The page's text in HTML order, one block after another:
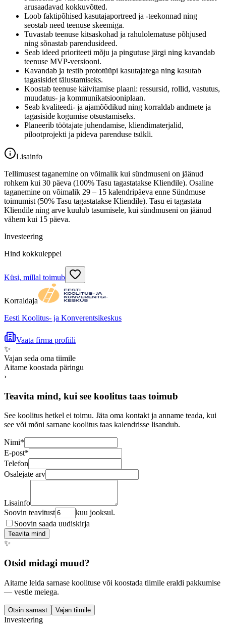
arusaadavad kokkuvõtted.
Loob faktipõhised kasutajaportreed ja -teekonnad ning
seostab need teenuse skeemiga.
Tuvastab teenuse kitsaskohad ja rahulolematuse põhjused
ning sõnastab parendusideed.
Seab ideed prioriteeti mõju ja pingutuse järgi ning kavandab
teenuse MVP-versiooni.
Kavandab ja testib prototüüpi kasutajatega ning kasutab
tagasisidet täiustamiseks.
Koostab teenuse käivitamise plaani: ressursid, rollid, vastutus,
muudatus- ja kommunikatsiooniplaan.
Seab kvaliteedi- ja ajamõõdikud ning korraldab andmete ja
tagasiside kogumise otsustamiseks.
Planeerib töötajate juhendamise, kliendimaterjalid,
pilootprojekti ja pideva parenduse tsükli.
Lisainfo
Tellimusest taganemine on võimalik kui sündmuseni on jäänud
rohkem kui 30 päeva (100% Tasu tagastatakse Kliendile). Osaline
taganemine on võimalik 29 – 15 kalendripäeva enne Sündmuse
toimumist (50% Tasu tagastatakse Kliendile). Tasu ei tagastata
Kliendile ning arve kuulub tasumisele, kui sündmuseni on jäänud
vähem kui 15 päeva.
Investeering
Hind kokkuleppel
Küsi, millal toimub
Korraldaja
Eesti Koolitus- ja Konverentsikeskus
Vaata firma profiili
✨
Vajan seda oma tiimile
Aitame koostada päringu
›
Teavita mind, kui see koolitus taas toimub
See koolitus hetkel ei toimu. Jäta oma kontakt ja anname teada, kui
see või mõni sarnane koolitus taas kalendrisse lisandub.
Nimi*
E-post*
Telefon
Osalejate arv
Lisainfo
Soovin teavitust
kuu jooksul.
Soovin saada uudiskirja
Teavita mind
✨
Otsid midagi muud?
Aitame leida sarnase koolituse või koostada tiimile eraldi pakkumise
— vestle meiega.
Otsin sarnast Vajan tiimile
Investeering